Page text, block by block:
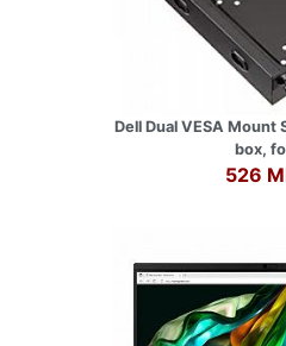
Dell Dual VESA Mount
box,
526